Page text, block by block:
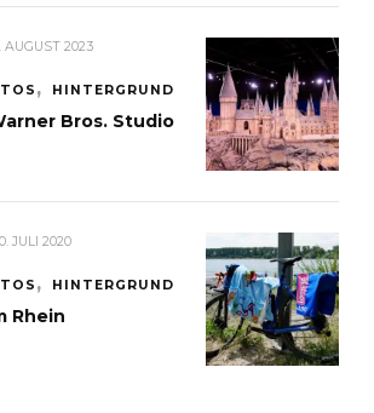
AUGUST 2023
HINTERGRUND
Bros. Studio
JULI 2020
HINTERGRUND
Rhein